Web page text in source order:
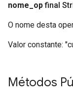
nome op final
O nome desta
Valor constante:
Métodos